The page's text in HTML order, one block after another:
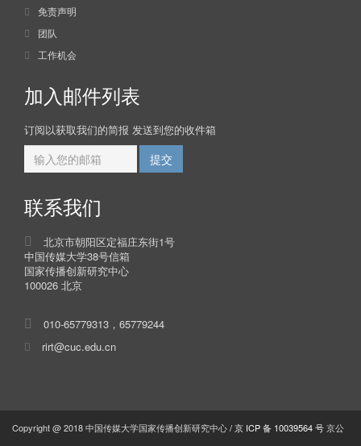
免责声明
团队
工作机会
加入邮件列表
订阅以获取我们的简报 发送到您的收件箱
联系我们
北京市朝阳区定福庄东街1号
中国传媒大学38号信箱
国家传播创新研究中心
100026 北京
010-65779313，65779244
rirt@cuc.edu.cn
Copyright @ 2018 中国传媒大学国家传播创新研究中心/ 京 ICP 备 10039564 号京公